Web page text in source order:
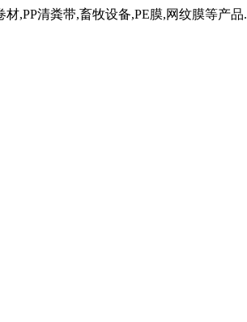
,PP清粪带,畜牧设备,PE膜,网纹膜等产品.